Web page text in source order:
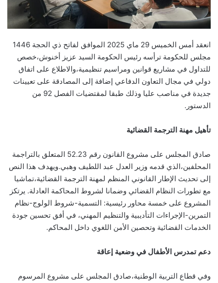
انعقد أمس الخميس 29 ماي 2025 الموافق لفاتح ذي الحجة 1446
مجلس للحكومة ترأسه رئيس الحكومة السيد عزيز أخنوش،خصص
للتداول في مشاريع قوانين ومراسيم تنظيمية،والاطلاع على اتفاق
دولي في مجال التعاون الدفاعي إضافة إلى المصادقة على تعيينات
جديدة في مناصب عليا وذلك طبقا لمقتضيات الفصل 92 من
الدستور.
تأهيل مهنة الترجمة القضائية
صادق المجلس على مشروع القانون رقم 52.23 المتعلق بالتراجمة
المحلفين،الذي قدمه وزير العدل عبد اللطيف وهبي.ويهدف هذا النص
إلى تحديث الإطار القانوني المنظم لمهنة الترجمة القضائية،تماشيا
مع تطورات النظام القضائي وضمانا لشروط المحاكمة العادلة. يرتكز
المشروع على خمسة محاور رئيسية: التسمية-شروط الولوج-نظام
التمرين-الإجراءات التأديبية والتنظيم المهني، في أفق تحسين جودة
الخدمات القضائية وتحصين الأمن اللغوي داخل المحاكم.
دعم تمدرس الأطفال في وضعية إعاقة
وفي قطاع التربية الوطنية،صادق المجلس على مشروع المرسوم